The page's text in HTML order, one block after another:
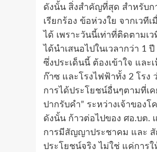
ดังนั้น สิ่งสำคัญที่สุด สำหรับก
เรียกร้อง ข้อห่วงใย จากเว
ได้ เพราะวันนี้เท่าที่ติดตาม
ได้นำเสนอไปในเวลากว่า 1
ซึ่งประเด็นนี้ ต้องเข้าใจ แล
ก๊าซ และโรงไฟฟ้าทั้ง 2 โรง
การได้ประโยชน์อื่นๆตามที่เ
ปากรับคำ” ระหว่างเจ้าของ
ดังนั้น ก้าวต่อไปของ ศอ.บต.
การมีสัญญาประชาคม และ
ประโยชน์จริง ไม่ใช่ แค่การใ